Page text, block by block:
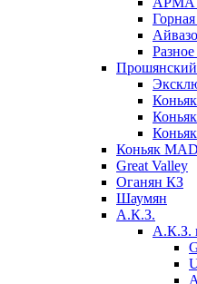
Коньяк
Great Valley
Оганян КЗ
Шаумян
А.К.З.
А.К.З.